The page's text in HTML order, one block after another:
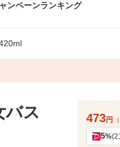
ンペーンランキング
バス
473円
5%